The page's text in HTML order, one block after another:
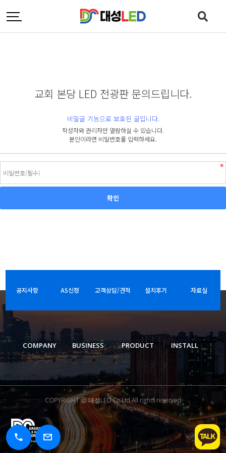
교회 본당 LED 전광판 문의드립니다.
비밀글 기능으로 보호된 글입니다.
작성자와 관리자만 열람하실 수 있습니다.
본인이라면 비밀번호를 입력하세요.
공지사항 AS신청 고객상담/견적 설치후기 자료실
COMPANY BUSINESS PRODUCT INSTALL
COPYRIGHT ⓒ 대성LED Co.Ltd.All rights reserved